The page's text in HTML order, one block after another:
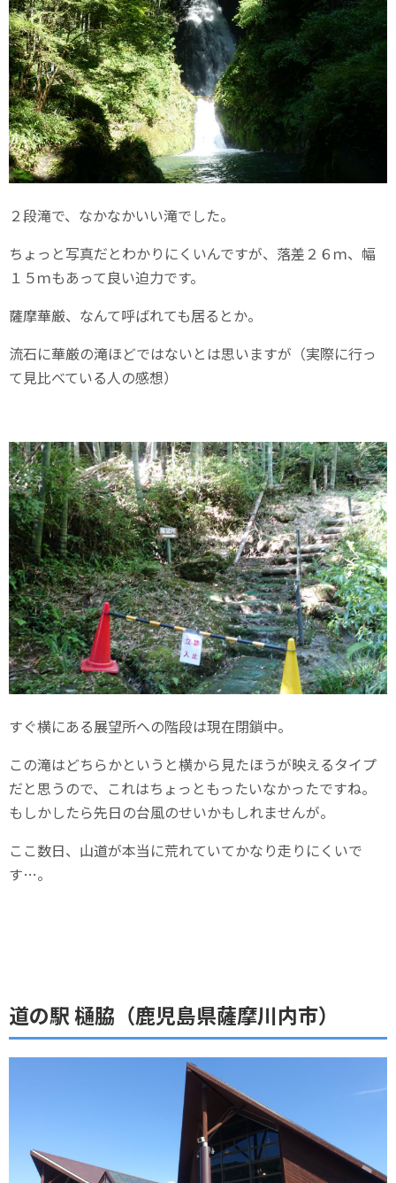
２段滝で、なかなかいい滝でした。
ちょっと写真だとわかりにくいんですが、落差２６ｍ、幅
１５ｍもあって良い迫力です。
薩摩華厳、なんて呼ばれても居るとか。
流石に華厳の滝ほどではないとは思いますが（実際に行っ
て見比べている人の感想）
すぐ横にある展望所への階段は現在閉鎖中。
この滝はどちらかというと横から見たほうが映えるタイプ
だと思うので、これはちょっともったいなかったですね。
もしかしたら先日の台風のせいかもしれませんが。
ここ数日、山道が本当に荒れていてかなり走りにくいで
す…。
道の駅 樋脇（鹿児島県薩摩川内市）